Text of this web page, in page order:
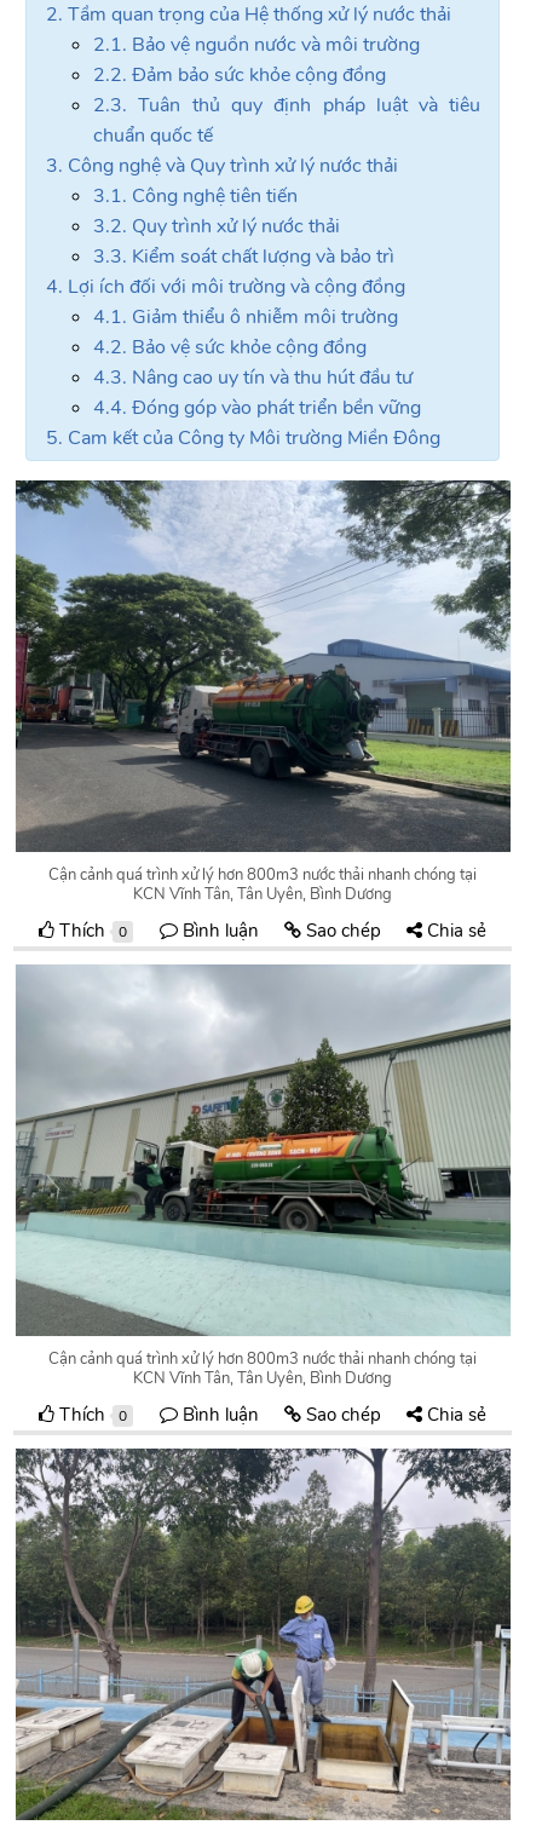
2. Tầm quan trọng của Hệ thống xử lý nước thải
2.1. Bảo vệ nguồn nước và môi trường
2.2. Đảm bảo sức khỏe cộng đồng
2.3. Tuân thủ quy định pháp luật và tiêu
chuẩn quốc tế
3. Công nghệ và Quy trình xử lý nước thải
3.1. Công nghệ tiên tiến
3.2. Quy trình xử lý nước thải
3.3. Kiểm soát chất lượng và bảo trì
4. Lợi ích đối với môi trường và cộng đồng
4.1. Giảm thiểu ô nhiễm môi trường
4.2. Bảo vệ sức khỏe cộng đồng
4.3. Nâng cao uy tín và thu hút đầu tư
4.4. Đóng góp vào phát triển bền vững
5. Cam kết của Công ty Môi trường Miền Đông
Cận cảnh quá trình xử lý hơn 800m3 nước thải nhanh chóng tại
KCN Vĩnh Tân, Tân Uyên, Bình Dương
Thích 0 Bình luận Sao chép Chia sẻ
Cận cảnh quá trình xử lý hơn 800m3 nước thải nhanh chóng tại
KCN Vĩnh Tân, Tân Uyên, Bình Dương
Thích 0 Bình luận Sao chép Chia sẻ